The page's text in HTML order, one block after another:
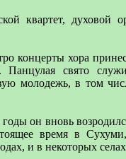
квартет,
концерты хора
Панцулая свято
молодежь, в том
он вновь
время в Сухуми,
и в некоторых